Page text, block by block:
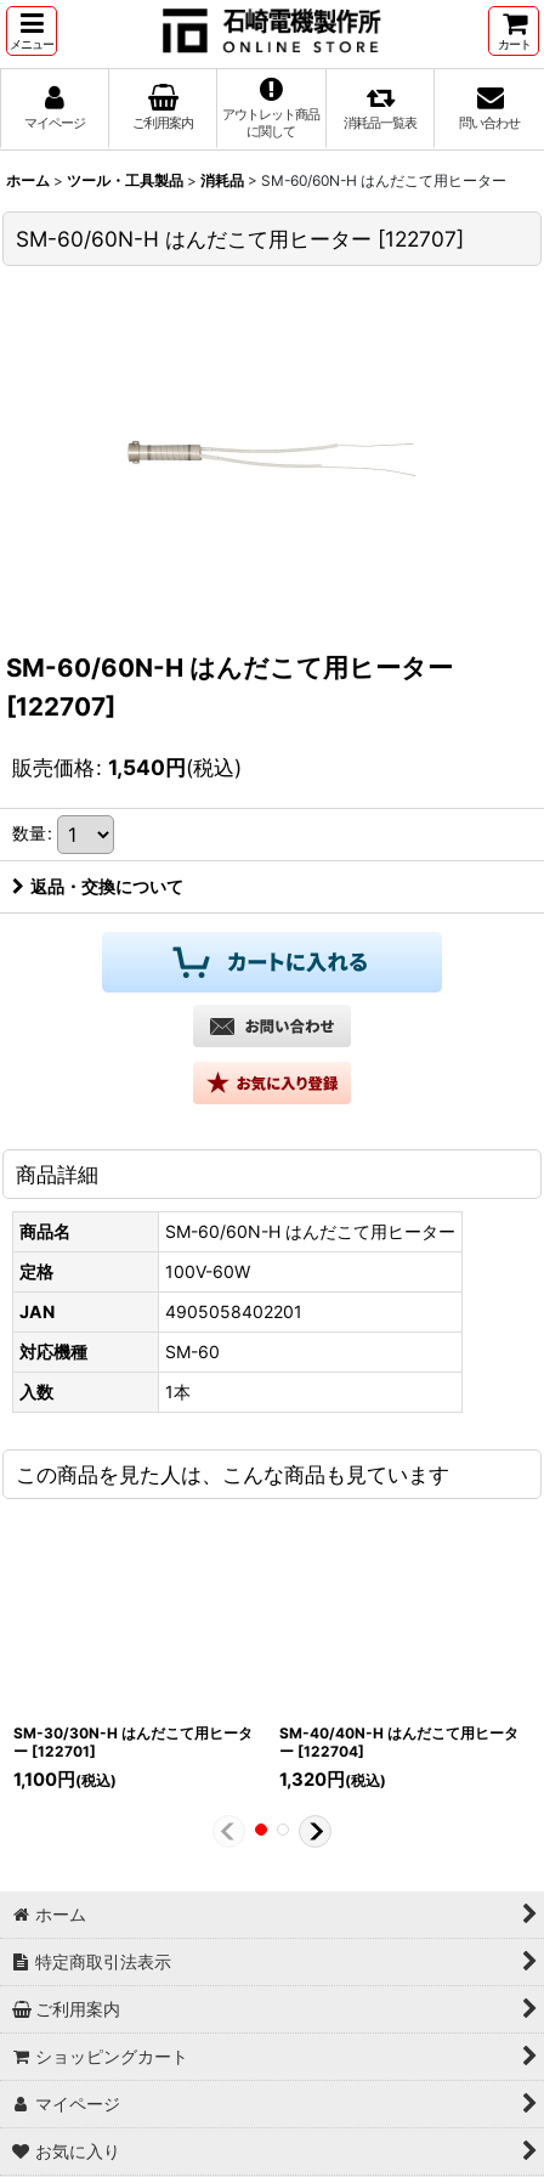
メニュー カート
マイページ ご利用案内
アウトレット商品
に関して
消耗品一覧表 問い合わせ
ホーム > ツール・工具製品 > 消耗品 > SM-60/60N-H はんだこて用ヒーター
SM-60/60N-H はんだこて用ヒーター [122707]
SM-60/60N-H はんだこて用ヒーター
[122707]
販売価格: 1,540円(税込)
数量:
返品・交換について
商品詳細
商品名
SM-60/60N-H はんだこて用ヒーター
定格
100V-60W
JAN
4905058402201
対応機種
SM-60
入数
1本
この商品を見た人は、こんな商品も見ています
SM-30/30N-H はんだこて用ヒータ
ー [122701]
1,100円 (税込)
SM-40/40N-H はんだこて用ヒータ
ー [122704]
1,320円 (税込)
ホーム
特定商取引法表示
ご利用案内
ショッピングカート
マイページ
お気に入り